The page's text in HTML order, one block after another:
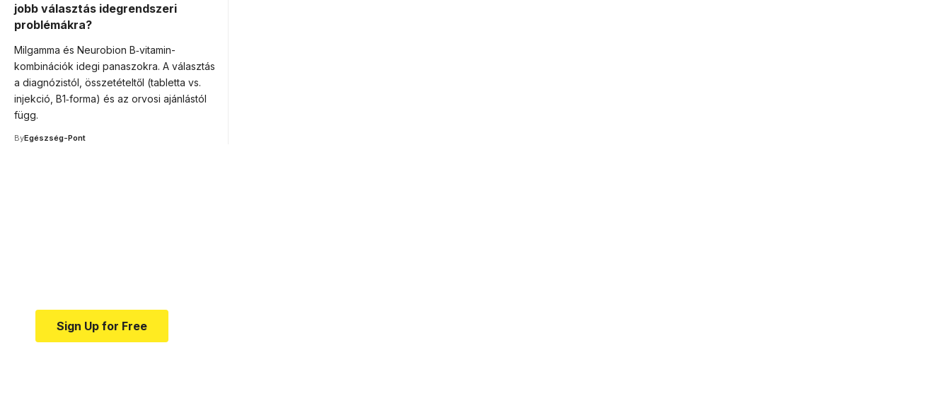
jobb választás idegrendszeri
problémákra?
Milgamma és Neurobion B‑vitamin-
kombinációk idegi panaszokra. A választás
a diagnózistól, összetételtől (tabletta vs.
injekció, B1‑forma) és az orvosi ajánlástól
függ.
ByEgészség-Pont
Sign Up for Free